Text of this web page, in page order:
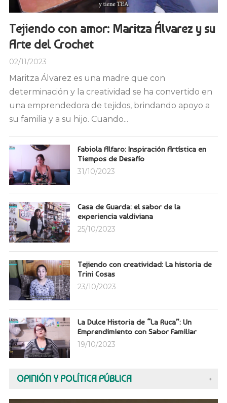
Tejiendo con amor: Maritza Álvarez y su
Arte del Crochet
02/11/2023
Maritza Álvarez es una madre que con
determinación y la creatividad se ha convertido en
una emprendedora de tejidos, brindando apoyo a
su familia y a su hijo. Cuando...
Fabiola Alfaro: Inspiración Artística en
Tiempos de Desafío
31/10/2023
Casa de Guarda: el sabor de la
experiencia valdiviana
25/10/2023
Tejiendo con creatividad: La historia de
Trini Cosas
23/10/2023
La Dulce Historia de “La Ruca”: Un
Emprendimiento con Sabor Familiar
19/10/2023
OPINIÓN Y POLÍTICA PÚBLICA +